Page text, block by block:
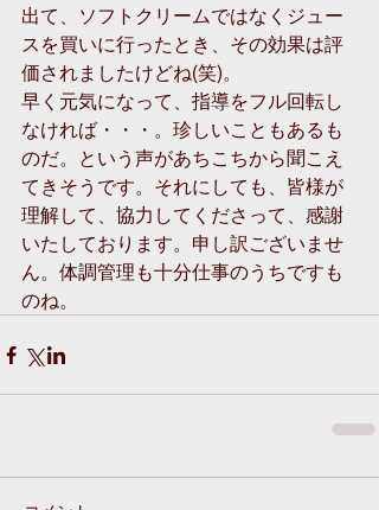
出て、ソフトクリームではなくジュー
スを買いに行ったとき、その効果は評
価されましたけどね(笑)。
早く元気になって、指導をフル回転し
なければ・・・。珍しいこともあるも
のだ。という声があちこちから聞こえ
てきそうです。それにしても、皆様が
理解して、協力してくださって、感謝
いたしております。申し訳ございませ
ん。体調管理も十分仕事のうちですも
のね。